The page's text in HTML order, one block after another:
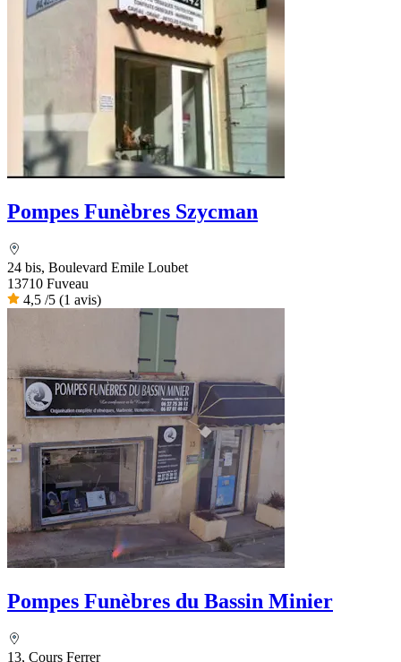
Pompes Funèbres Szycman
24 bis, Boulevard Emile Loubet
13710 Fuveau
4,5 /5 (1 avis)
Pompes Funèbres du Bassin Minier
13, Cours Ferrer